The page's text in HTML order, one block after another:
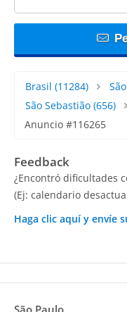
Brasil (11284)
São Sebastião (656)
Anuncio #116265
Feedback
¿Encontró dificultades
(Ej: calendario
Haga clic aquí y envíe